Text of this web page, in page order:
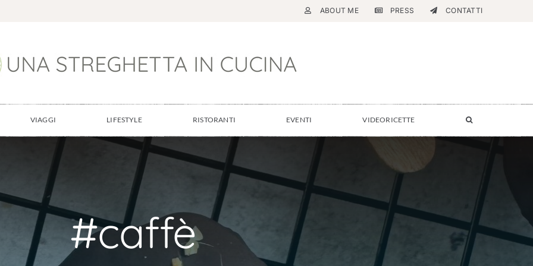
ABOUT ME PRESS CONTATTI
VIAGGI LIFESTYLE RISTORANTI EVENTI VIDEORICETTE
#caffè